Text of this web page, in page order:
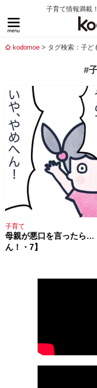
子育て情報満載
kodomoe タグ検索：子ど
#
子育て
母親が悪口を言ったら…
ん！・7】